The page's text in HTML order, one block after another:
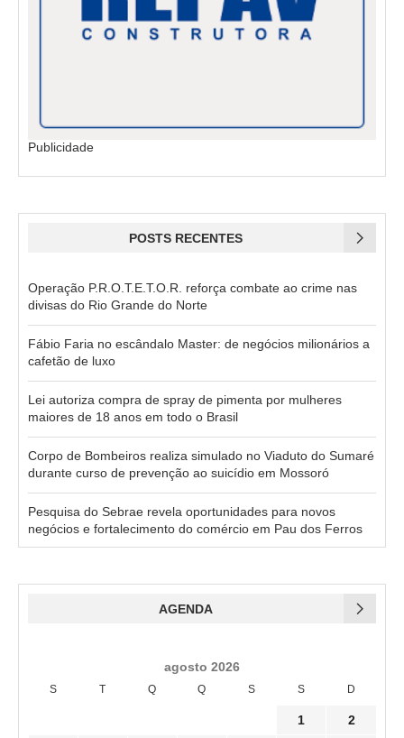
Publicidade
POSTS RECENTES
Operação P.R.O.T.E.T.O.R. reforça combate ao crime nas
divisas do Rio Grande do Norte
Fábio Faria no escândalo Master: de negócios milionários a
cafetão de luxo
Lei autoriza compra de spray de pimenta por mulheres
maiores de 18 anos em todo o Brasil
Corpo de Bombeiros realiza simulado no Viaduto do Sumaré
durante curso de prevenção ao suicídio em Mossoró
Pesquisa do Sebrae revela oportunidades para novos
negócios e fortalecimento do comércio em Pau dos Ferros
AGENDA
agosto 2026
S T Q Q S S D
1 2